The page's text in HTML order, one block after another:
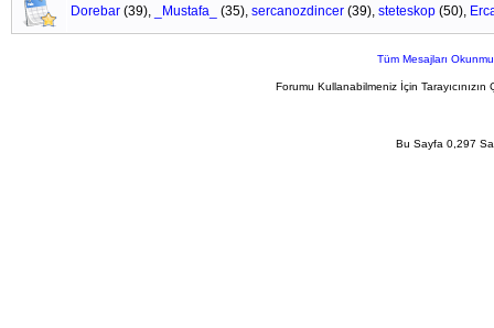
Dorebar (39), _Mustafa_ (35), sercanozdincer (39), steteskop (50),
Tüm Mesajları
Forumu Kullanabilmeniz İçin
Bu Sayfa 0,297